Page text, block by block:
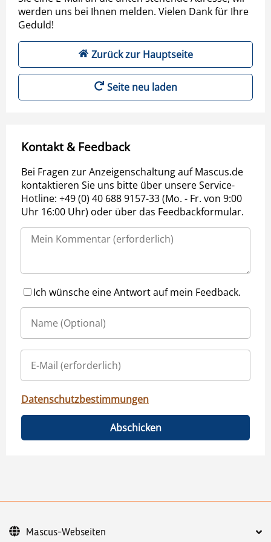
werden uns bei Ihnen melden. Vielen Dank für Ihre
Geduld!
Zurück zur Hauptseite
Seite neu laden
Kontakt & Feedback
Bei Fragen zur Anzeigenschaltung auf Mascus.de
kontaktieren Sie uns bitte über unsere Service-
Hotline: +49 (0) 40 688 9157-33 (Mo. - Fr. von 9:00
Uhr 16:00 Uhr) oder über das Feedbackformular.
Ich wünsche eine Antwort auf mein Feedback.
Datenschutzbestimmungen
Abschicken
Mascus-Webseiten